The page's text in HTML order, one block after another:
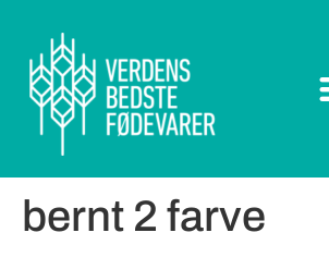
bernt 2 farve